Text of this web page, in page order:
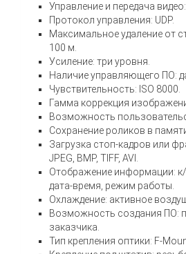
Управление и передача
Протокол управления: UDP.
Максимальное удаление от
100 м.
Усиление: три уровня.
Наличие управляющего ПО:
Чувствительность: ISO 8000.
Гамма коррекция
Возможность
Сохранение роликов в
Загрузка стоп-кадров или
JPEG, BMP, TIFF, AVI.
Отображение информации:
дата-время, режим работы.
Охлаждение: активное
Возможность создания ПО:
заказчика.
Тип крепления оптики: F-